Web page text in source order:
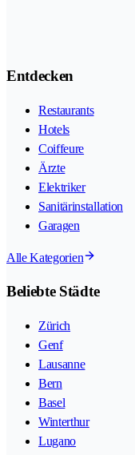
Entdecken
Restaurants
Hotels
Coiffeure
Ärzte
Elektriker
Sanitärinstallation
Garagen
Alle Kategorien
Beliebte Städte
Zürich
Genf
Lausanne
Bern
Basel
Winterthur
Lugano